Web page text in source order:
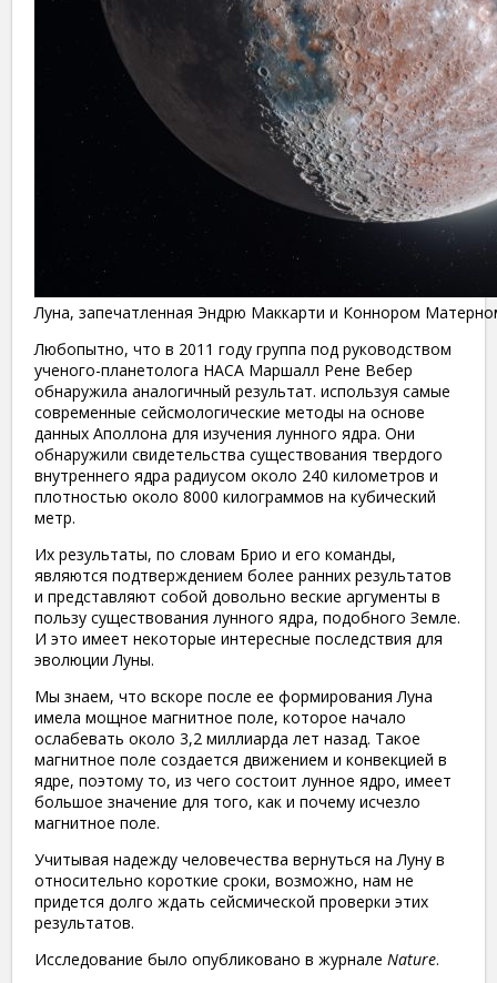
Луна, запечатленная Эндрю Маккарти и Коннором
Любопытно, что в 2011 году группа под руководством
ученого-планетолога НАСА Маршалл Рене Вебер
обнаружила аналогичный результат. используя самые
современные сейсмологические методы на основе
данных Аполлона для изучения лунного ядра. Они
обнаружили свидетельства существования твердого
внутреннего ядра радиусом около 240 километров и
плотностью около 8000 килограммов на кубический
метр.
Их результаты, по словам Брио и его команды,
являются подтверждением более ранних результатов
и представляют собой довольно веские аргументы в
пользу существования лунного ядра, подобного Земле.
И это имеет некоторые интересные последствия для
эволюции Луны.
Мы знаем, что вскоре после ее формирования Луна
имела мощное магнитное поле, которое начало
ослабевать около 3,2 миллиарда лет назад. Такое
магнитное поле создается движением и конвекцией в
ядре, поэтому то, из чего состоит лунное ядро, имеет
большое значение для того, как и почему исчезло
магнитное поле.
Учитывая надежду человечества вернуться на Луну в
относительно короткие сроки, возможно, нам не
придется долго ждать сейсмической проверки этих
результатов.
Исследование было опубликовано в журнале Nature.